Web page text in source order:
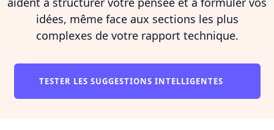
idées, même face aux sections les plus
complexes de votre rapport technique.
TESTER LES SUGGESTIONS INTELLIGENTES